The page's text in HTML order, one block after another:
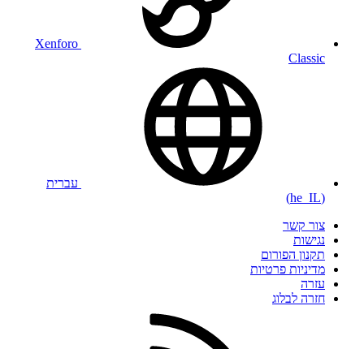
Xenforo
Classic
עברית
(he_IL)
צור קשר
נגישות
תקנון הפורום
מדיניות פרטיות
עזרה
חזרה לבלוג